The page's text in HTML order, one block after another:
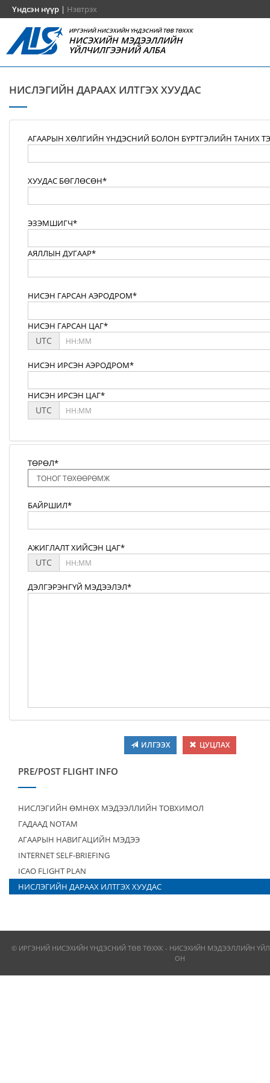
Үндсэн нүүр | Нэвтрэх
ИРГЭНИЙ НИСЭХИЙН ҮНДЭСНИЙ ТӨВ ТӨХХК
НИСЭХИЙН МЭДЭЭЛЛИЙН
ҮЙЛЧИЛГЭЭНИЙ АЛБА
НИСЛЭГИЙН ДАРААХ ИЛТГЭХ ХУУДАС
АГААРЫН ХӨЛГИЙН ҮНДЭСНИЙ БОЛОН БҮРТГЭЛИЙН ТАНИХ
ХУУДАС БӨГЛӨСӨН*
ЭЗЭМШИГЧ*
АЯЛЛЫН ДУГААР*
НИСЭН ГАРСАН АЭРОДРОМ*
НИСЭН ГАРСАН ЦАГ*
UTC
НИСЭН ИРСЭН АЭРОДРОМ*
НИСЭН ИРСЭН ЦАГ*
UTC
ТӨРӨЛ*
БАЙРШИЛ*
АЖИГЛАЛТ ХИЙСЭН ЦАГ*
UTC
ДЭЛГЭРЭНГҮЙ МЭДЭЭЛЭЛ*
ИЛГЭЭХ ЦУЦЛАХ
PRE/POST FLIGHT INFO
НИСЛЭГИЙН ӨМНӨХ МЭДЭЭЛЛИЙН ТОВХИМОЛ
ГАДААД NOTAM
АГААРЫН НАВИГАЦИЙН МЭДЭЭ
INTERNET SELF-BRIEFING
ICAO FLIGHT PLAN
НИСЛЭГИЙН ДАРААХ ИЛТГЭХ ХУУДАС
© ИРГЭНИЙ НИСЭХИЙН ҮНДЭСНИЙ ТӨВ ТӨХХК - НИСЭХИЙН МЭДЭЭЛЛИЙН
ОН